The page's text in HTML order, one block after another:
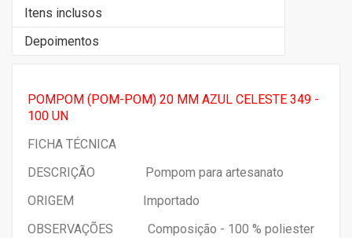
Itens inclusos
Depoimentos
POMPOM (POM-POM) 20 MM AZUL CELESTE 349 -
100 UN
FICHA TÉCNICA
DESCRIÇÃO Pompom para artesanato
ORIGEM Importado
OBSERVAÇÕES Composição - 100 % poliester